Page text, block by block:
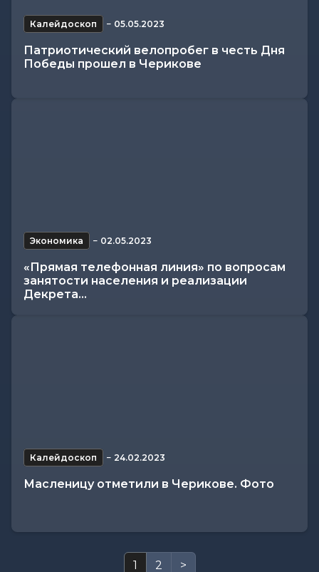
Калейдоскоп − 05.05.2023
Патриотический велопробег в честь Дня
Победы прошел в Черикове
Экономика − 02.05.2023
«Прямая телефонная линия» по вопросам
занятости населения и реализации
Декрета...
Калейдоскоп − 24.02.2023
Масленицу отметили в Черикове. Фото
1 2 >